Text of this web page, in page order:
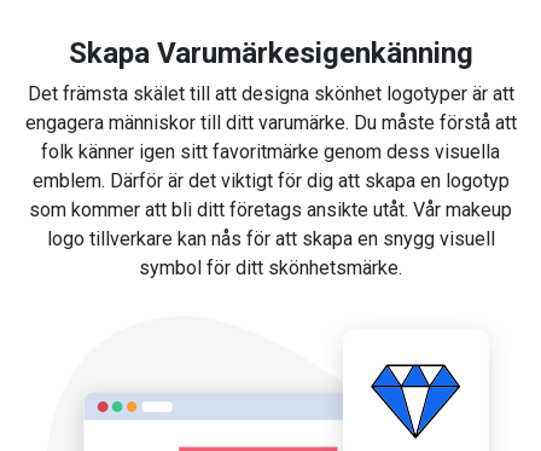
Skapa Varumärkesigenkänning
Det främsta skälet till att designa skönhet logotyper är att
engagera människor till ditt varumärke. Du måste förstå att
folk känner igen sitt favoritmärke genom dess visuella
emblem. Därför är det viktigt för dig att skapa en logotyp
som kommer att bli ditt företags ansikte utåt. Vår makeup
logo tillverkare kan nås för att skapa en snygg visuell
symbol för ditt skönhetsmärke.